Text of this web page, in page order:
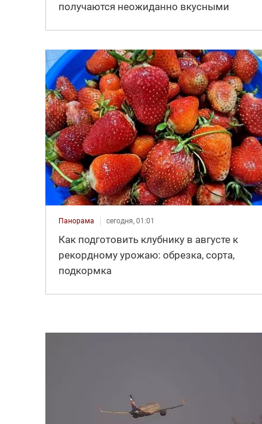
получаются неожиданно вкусными
Панорама сегодня, 01:01
Как подготовить клубнику в августе к
рекордному урожаю: обрезка, сорта,
подкормка